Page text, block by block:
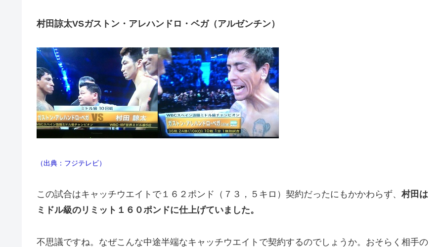
村田諒太VSガストン・アレハンドロ・ベガ（アルゼンチン）
（出典：フジテレビ）
この試合はキャッチウエイトで１６２ポンド（７３，５キロ）契約だったにもかかわらず、村田は
ミドル級のリミット１６０ポンドに仕上げていました。
不思議ですね。なぜこんな中途半端なキャッチウエイトで契約するのでしょうか。おそらく相手の